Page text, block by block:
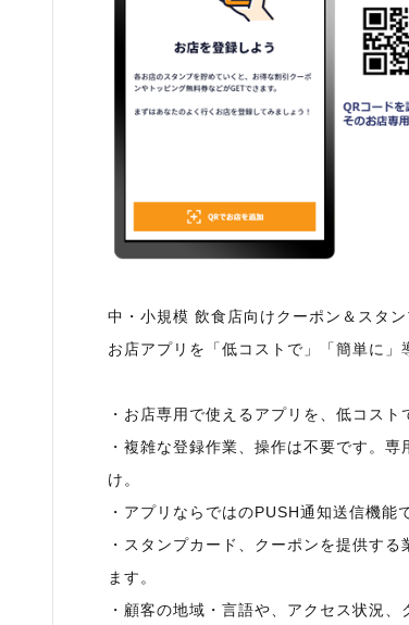
中・小規模 飲食店向けクーポン＆スタン
お店アプリを「低コストで」「簡単に」
・お店専用で使えるアプリを、低コスト
・複雑な登録作業、操作は不要です。
け。
・アプリならではのPUSH通知送信機能
・スタンプカード、クーポンを提供す
ます。
・顧客の地域・言語や、アクセス状況